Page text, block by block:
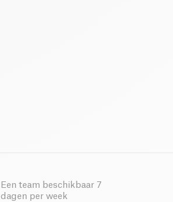
Een team beschikbaar 7
dagen per week